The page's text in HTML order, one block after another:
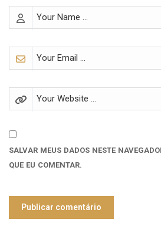
SALVAR MEUS DADOS NESTE
QUE EU COMENTAR.